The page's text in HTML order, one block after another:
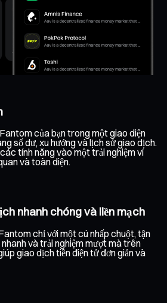
của bạn trong một giao diện
số dư, xu hướng và lịch sử giao dịch.
tính năng vào một trải nghiệm ví
và toàn diện.
nhanh chóng và liền mạch
chỉ với một cú nhấp chuột, tận
và trải nghiệm mượt mà trên
giao dịch tiền điện tử đơn giản và